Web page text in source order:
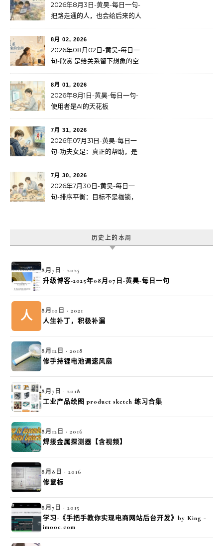
2026年8月3日-黄昊-每日一句-
把路走通的人，也会给后来的人
8月 02, 2026
2026年08月02日-黄昊-每日一
句-欣赏 是给关系留下想象的空
8月 01, 2026
2026年8月1日-黄昊-每日一句-
使用者是AI的天花板
7月 31, 2026
2026年07月31日-黄昊-每日一
句-功夫女足：真正的帮助，是
7月 30, 2026
2026年7月30日-黄昊-每日一
句-排序平衡：目标不是枷锁，
历史上的本周
8月7日 · 2025
升级博客-2025年08月07日-黄昊-每日一句
人 8月10日 · 2021
人生补丁，积极补漏
8月12日 · 2018
修手持锂电池调速风扇
8月7日 · 2018
工业产品绘图 product sketch 练习合集
8月12日 · 2016
焊接金属探测器【含视频】
8月8日 · 2016
修鼠标
8月7日 · 2015
学习-《手把手教你实现电商网站后台开发》by King -
imooc.com